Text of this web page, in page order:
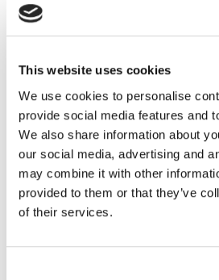
This website uses cookies
We use cookies to personalise
provide social media features and
We also share information about
our social media, advertising and
may combine it with other
provided to them or that they’ve
of their services.